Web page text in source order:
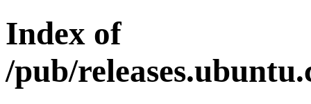
Index of
/pub/